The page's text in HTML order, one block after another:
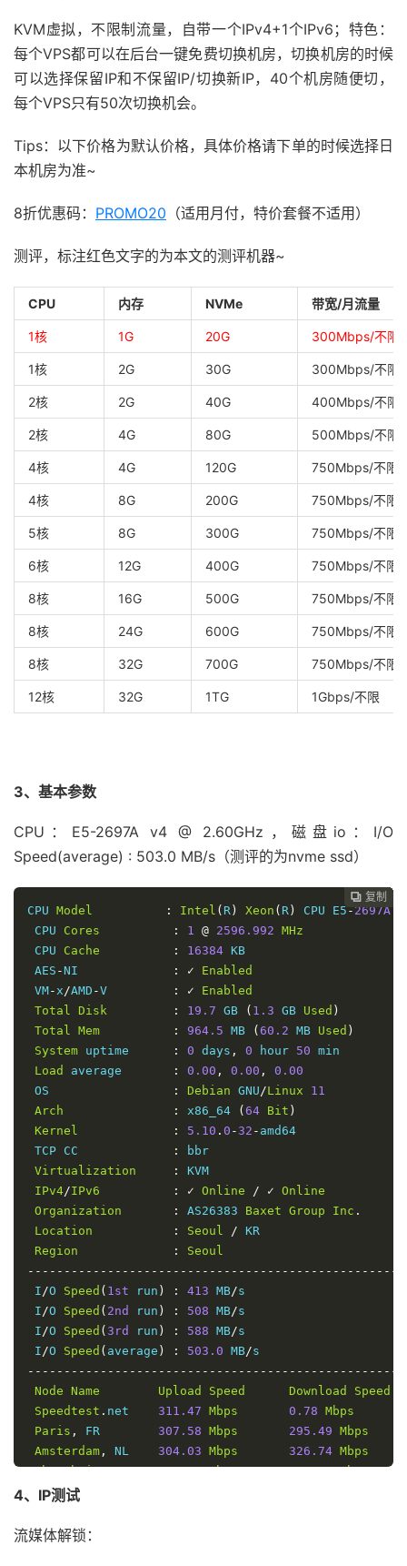
KVM虚拟，不限制流量，自带一个IPv4+1个IPv6；特色：
每个VPS都可以在后台一键免费切换机房，切换机房的时候
可以选择保留IP和不保留IP/切换新IP，40个机房随便切，
每个VPS只有50次切换机会。
Tips：以下价格为默认价格，具体价格请下单的时候选择日
本机房为准~
8折优惠码： PROMO20 （适用月付，特价套餐不适用）
测评，标注红色文字的为本文的测评机器~
CPU 内存 NVMe 带宽/月流量
1核 1G 20G 300Mbps/不限
1核 2G 30G 300Mbps/不限
2核 2G 40G 400Mbps/不限
2核 4G 80G 500Mbps/不限
4核 4G 120G 750Mbps/不限
4核 8G 200G 750Mbps/不限
5核 8G 300G 750Mbps/不限
6核 12G 400G 750Mbps/不限
8核 16G 500G 750Mbps/不限
8核 24G 600G 750Mbps/不限
8核 32G 700G 750Mbps/不限
12核 32G 1TG 1Gbps/不限
3、基本参数
CPU：E5-2697A v4 @ 2.60GHz，磁盘io：I/O
Speed(average) : 503.0 MB/s（测评的为nvme ssd）
 复制
 复制
 复制
 复制
 复制
 复制
 复制
 复制
 复制
 复制
 复制
CPU Model : Intel ( R ) Xeon ( R ) CPU E5 - 2697A
CPU Cores : 1 @ 2596.992 MHz
CPU Cache : 16384 KB
AES -NI : ✓
Enabled
VM- x /AMD -V : ✓
Enabled
Total
Disk : 19.7 GB ( 1.3 GB Used )
Total
Mem : 964.5 MB ( 60.2 MB Used )
System uptime : 0 days , 0 hour 50 min
Load
average : 0.00 , 0.00 ,
0.00
OS
: Debian GNU /Linux
11
Arch
: x86_64 ( 64 Bit )
Kernel
: 5.10 . 0 -32 - amd64
TCP CC
:
bbr
Virtualization
:
KVM
IPv4/IPv6 : ✓ Online / ✓ Online
Organization
: AS26383 Baxet Group Inc .
Location
: Seoul / KR
Region
:
Seoul
I /O Speed ( 1st run ) : 413 MB/s
I /O Speed ( 2nd run ) : 508 MB/s
I /O Speed ( 3rd run ) : 588 MB/s
I /O Speed ( average ) : 503.0 MB/
Node Name Upload Speed Download
Speed
Speedtest . net 311.47 Mbps 0.78 Mbps
Paris , FR 307.58 Mbps 295.49 Mbps
Amsterdam , NL 304.03 Mbps 326.74 Mbps
Shanghai, CN 260.17 Mbps 250.18 Mbps
Hong Kong
Tokyo, JP
4、IP测试
流媒体解锁：